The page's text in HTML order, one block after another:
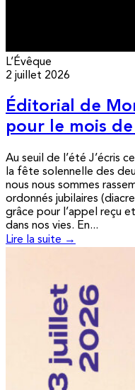
L’Évêque
2 juillet 2026
Éditorial de
pour le mois
Au seuil de l’été J’écris
la fête solennelle des
nous nous sommes
ordonnés jubilaires
grâce pour l’appel reçu
dans nos vies. En...
Lire la suite →